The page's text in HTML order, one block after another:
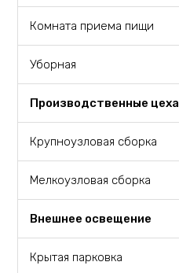
Комната приема пищи
Уборная
Производственные цеха
Крупноузловая сборка
Мелкоузловая сборка
Внешнее освещение
Крытая парковка